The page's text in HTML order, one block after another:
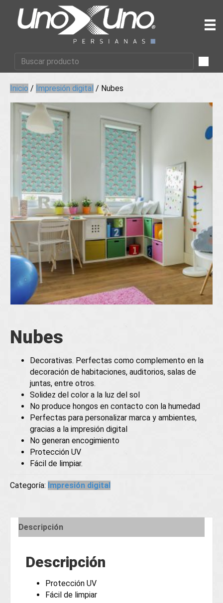
Inicio / Impresión digital / Nubes
Nubes
Decorativas. Perfectas como complemento en la
decoración de habitaciones, auditorios, salas de
juntas, entre otros.
Solidez del color a la luz del sol
No produce hongos en contacto con la humedad
Perfectas para personalizar marca y ambientes,
gracias a la impresión digital
No generan encogimiento
Protección UV
Fácil de limpiar.
Categoría: Impresión digital
Descripción
Descripción
Protección UV
Fácil de limpiar